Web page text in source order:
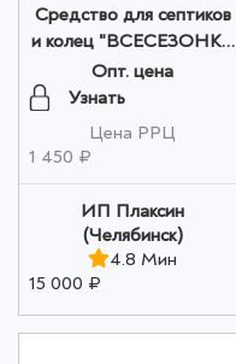
Средство для септиков
и колец "ВСЕСЕЗОНКА
- концентрат - СК№3" 3
литра оптом
Опт. цена
Узнать
Цена РРЦ
1 450 ₽
ИП Плаксин
(Челябинск)
4.8 Мин
15 000 ₽